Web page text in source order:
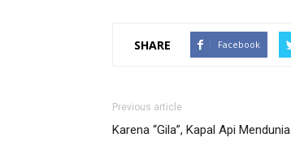
SHARE Facebook
Previous article
Karena “Gila”, Kapal Api Mendunia